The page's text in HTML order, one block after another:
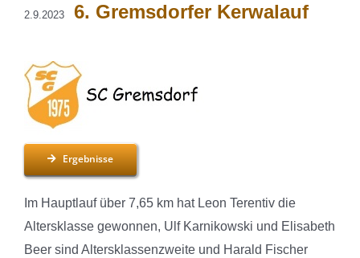
2.9.2023 6. Gremsdorfer Kerwalauf
Ergebnisse
Im Hauptlauf über 7,65 km hat Leon Terentiv die
Altersklasse gewonnen, Ulf Karnikowski und Elisabeth
Beer sind Altersklassenzweite und Harald Fischer